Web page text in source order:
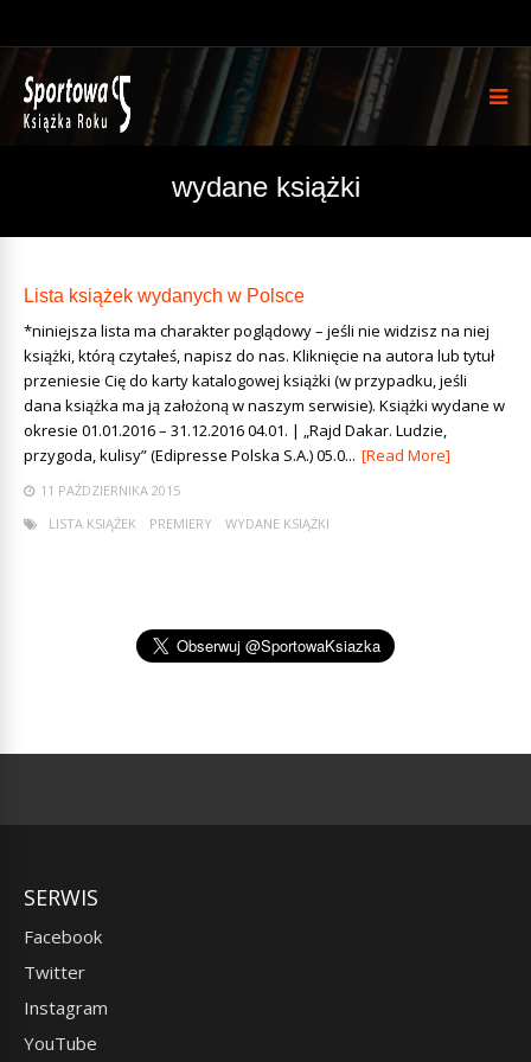
wydane książki
Lista książek wydanych w Polsce
*niniejsza lista ma charakter poglądowy – jeśli nie widzisz na niej
książki, którą czytałeś, napisz do nas. Kliknięcie na autora lub tytuł
przeniesie Cię do karty katalogowej książki (w przypadku, jeśli
dana książka ma ją założoną w naszym serwisie). Książki wydane w
okresie 01.01.2016 – 31.12.2016 04.01. | „Rajd Dakar. Ludzie,
przygoda, kulisy” (Edipresse Polska S.A.) 05.0... [Read More]
11 PAŹDZIERNIKA 2015
LISTA KSIĄŻEK
PREMIERY WYDANE KSIĄŻKI
SERWIS
Facebook
Twitter
Instagram
YouTube